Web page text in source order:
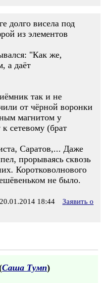
долго висела под
из элементов
"Как же,
а даёт
так и не
от чёрной воронки
магнитом у
к сетевому (брат
Саратов,... Даже
прорываясь сквозь
Коротковолнового
не было.
18:44
Заявить о
Саша Тумп)